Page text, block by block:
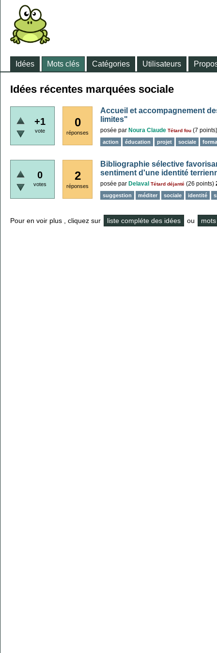
Idées Mots clés Catégories Utilisateurs
Idées récentes marquées sociale
+1
vote
0
réponses
Accueil et accompagnement
limites"
posée par Noura Claude Tétard fou (7 points)
action éducation projet sociale
0
votes
2
réponses
Bibliographie sélective
sentiment d'une identité
posée par Delaval Tétard déjanté (26 points)
suggestion méditer sociale identité
Pour en voir plus , cliquez sur liste compléte des idées ou